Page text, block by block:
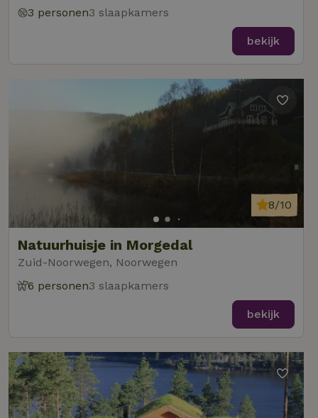
3 personen3 slaapkamers
bekijk
Natuurhuisje in Morgedal
Zuid-Noorwegen, Noorwegen
8/10
6 personen3 slaapkamers
bekijk